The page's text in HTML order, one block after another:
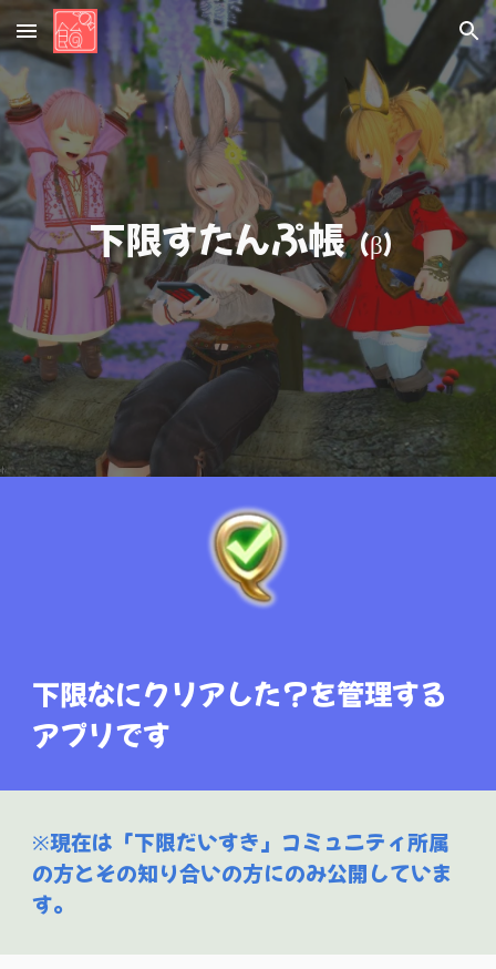
Skip to main content Skip to navigation
下限すたんぷ帳（β）
下限なにクリアした？を管理する
アプリです
※現在は「下限だいすき」コミュニティ所属
の方とその知り合いの方にのみ公開していま
す。